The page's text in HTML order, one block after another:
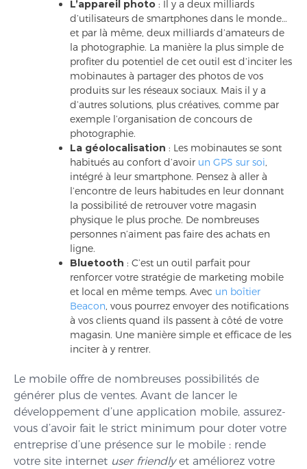
L’appareil photo : Il y a deux milliards
d’utilisateurs de smartphones dans le monde…
et par là même, deux milliards d’amateurs de
la photographie. La manière la plus simple de
profiter du potentiel de cet outil est d’inciter les
mobinautes à partager des photos de vos
produits sur les réseaux sociaux. Mais il y a
d’autres solutions, plus créatives, comme par
exemple l’organisation de concours de
photographie.
La géolocalisation : Les mobinautes se sont
habitués au confort d’avoir un GPS sur soi,
intégré à leur smartphone. Pensez à aller à
l’encontre de leurs habitudes en leur donnant
la possibilité de retrouver votre magasin
physique le plus proche. De nombreuses
personnes n’aiment pas faire des achats en
ligne.
Bluetooth : C’est un outil parfait pour
renforcer votre stratégie de marketing mobile
et local en même temps. Avec un boîtier
Beacon, vous pourrez envoyer des notifications
à vos clients quand ils passent à côté de votre
magasin. Une manière simple et efficace de les
inciter à y rentrer.
Le mobile offre de nombreuses possibilités de
générer plus de ventes. Avant de lancer le
développement d’une application mobile, assurez-
vous d’avoir fait le strict minimum pour doter votre
entreprise d’une présence sur le mobile : rende
votre site internet user friendlyet améliorez votre